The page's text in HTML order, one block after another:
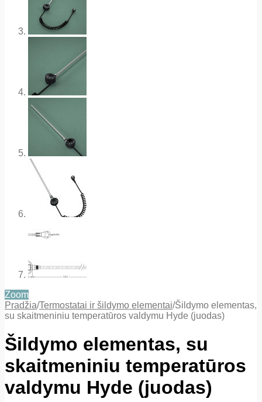
Zoom
Pradžia/Termostatai ir šildymo elementai/Šildymo elementas,
su skaitmeniniu temperatūros valdymu Hyde (juodas)
Šildymo elementas, su
skaitmeniniu temperatūros
valdymu Hyde (juodas)